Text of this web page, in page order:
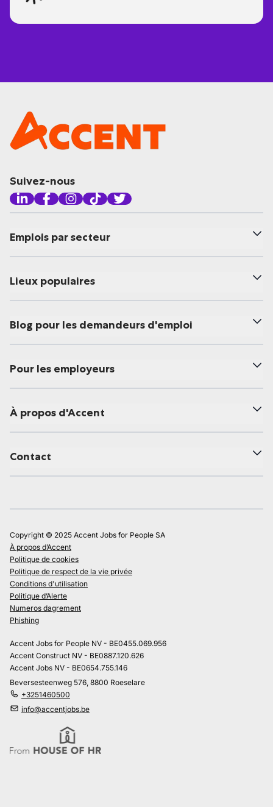
Suivez-nous
Emplois par secteur
Lieux populaires
Blog pour les demandeurs d'emploi
Pour les employeurs
À propos d'Accent
Contact
Copyright © 2025 Accent Jobs for People SA
À propos d’Accent
Politique de cookies
Politique de respect de la vie privée
Conditions d'utilisation
Politique d’Alerte
Numeros dagrement
Phishing
Accent Jobs for People NV - BE0455.069.956
Accent Construct NV - BE0887.120.626
Accent Jobs NV - BE0654.755.146
Beversesteenweg 576, 8800 Roeselare
+3251460500
info@accentjobs.be